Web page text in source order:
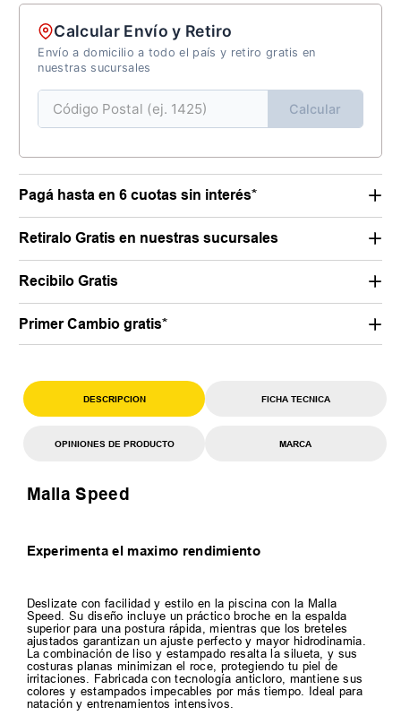
Calcular Envío y Retiro
Envío a domicilio a todo el país y retiro gratis en
nuestras sucursales
Calcular
Pagá hasta en 6 cuotas sin interés*
Retiralo Gratis en nuestras sucursales
Recibilo Gratis
Primer Cambio gratis*
DESCRIPCION FICHA TECNICA
OPINIONES DE PRODUCTO MARCA
Malla Speed
Experimenta el maximo rendimiento
Deslizate con facilidad y estilo en la piscina con la Malla
Speed. Su diseño incluye un práctico broche en la espalda
superior para una postura rápida, mientras que los breteles
ajustados garantizan un ajuste perfecto y mayor hidrodinamia.
La combinación de liso y estampado resalta la silueta, y sus
costuras planas minimizan el roce, protegiendo tu piel de
irritaciones. Fabricada con tecnología anticloro, mantiene sus
colores y estampados impecables por más tiempo. Ideal para
natación y entrenamientos intensivos.